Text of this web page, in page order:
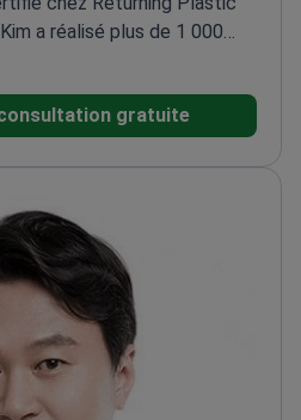
a réalisé plus de 1 000
dans le lifting du
des paupières. Formé à
prix pour la meilleure
Surgeons.
Plastic
clinique accréditée par la
l'American Society of
gratuite